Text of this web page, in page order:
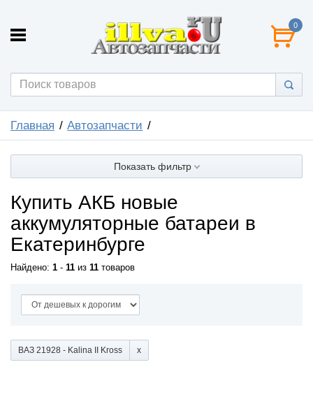
0
Главная Автозапчасти
Показать фильтр
Купить АКБ новые
аккумуляторные батареи в
Екатеринбурге
Найдено: 1 - 11 из 11 товаров
ВАЗ 21928 - Kalina II Kross